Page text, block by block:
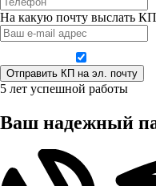
На какую почту выслать
5 лет успешной работы
Ваш надежный